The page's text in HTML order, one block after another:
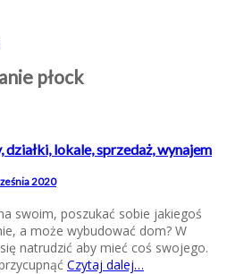
płock
działki, lokale, sprzedaż, wynajem
2020
swoim, poszukać sobie jakiegoś
a może wybudować dom? W
natrudzić aby mieć coś swojego.
Czytaj dalej…